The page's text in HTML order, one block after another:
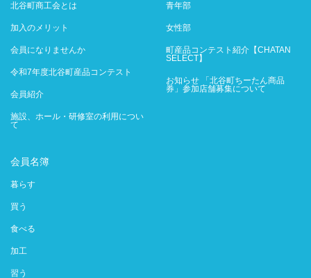
北谷町商工会とは
加入のメリット
会員になりませんか
令和7年度北谷町産品コンテスト
会員紹介
施設、ホール・研修室の利用につい
て
青年部
女性部
町産品コンテスト紹介【CHATAN
SELECT】
お知らせ 「北谷町ちーたん商品
券」参加店舗募集について
会員名簿
暮らす
買う
食べる
加工
習う